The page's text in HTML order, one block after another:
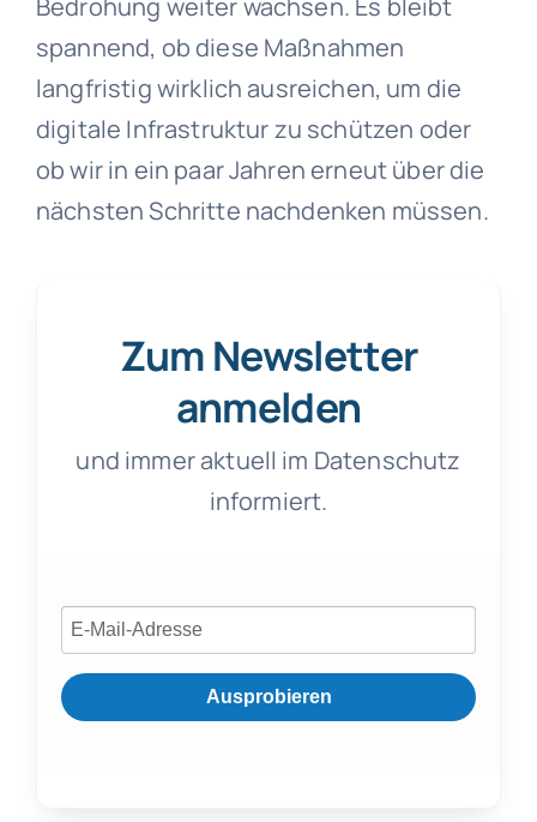
Bedrohung weiter wachsen. Es bleibt
spannend, ob diese Maßnahmen
langfristig wirklich ausreichen, um die
digitale Infrastruktur zu schützen oder
ob wir in ein paar Jahren erneut über die
nächsten Schritte nachdenken müssen.
Zum Newsletter
anmelden
und immer aktuell im Datenschutz
informiert.
Ausprobieren